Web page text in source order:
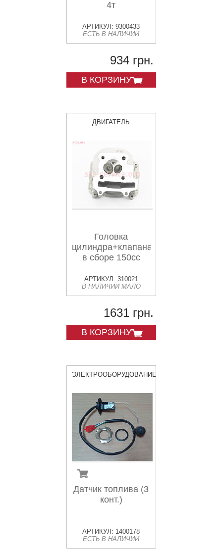
4т
АРТИКУЛ: 9300433
ЕСТЬ В НАЛИЧИИ
934 грн.
В КОРЗИНУ
ДВИГАТЕЛЬ
Головка
цилиндра+клапана+пастель
в сборе 150cc
АРТИКУЛ: 310021
В НАЛИЧИИ МАЛО
1631 грн.
В КОРЗИНУ
ЭЛЕКТРООБОРУДОВАНИЕ
Датчик топлива (3
конт.)
АРТИКУЛ: 1400178
ЕСТЬ В НАЛИЧИИ